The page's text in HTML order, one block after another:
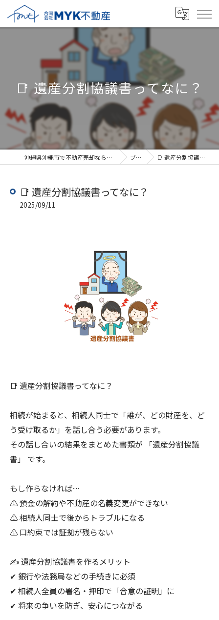
📑 遺産分割協議書ってなに？
沖縄県沖縄市で不動産売却なら合同会社MYK不動産 ブログ 📑 遺産分割協議書ってなに？
📑 遺産分割協議書ってなに？
2025/09/11
📑 遺産分割協議書ってなに？
相続が始まると、相続人同士で「誰が、どの財産を、ど
う受け取るか」を話し合う必要があります。
その話し合いの結果をまとめた書類が 「遺産分割協議
書」 です。
もし作らなければ…
⚠ 預金の解約や不動産の名義変更ができない
⚠ 相続人同士で後からトラブルになる
⚠ 口約束では証拠が残らない
✍️ 遺産分割協議書を作るメリット
✔ 銀行や法務局などの手続きに必須
✔ 相続人全員の署名・押印で「合意の証明」に
✔ 将来の争いを防ぎ、安心につながる